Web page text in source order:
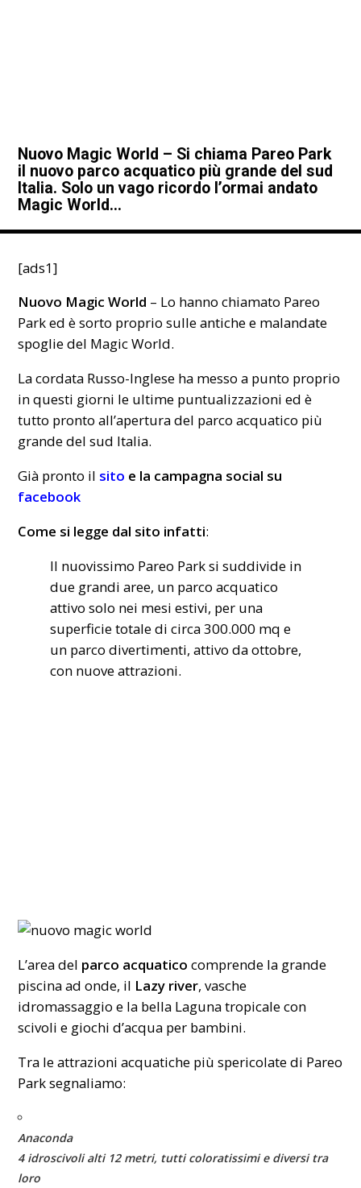
Nuovo Magic World – Si chiama Pareo Park
il nuovo parco acquatico più grande del sud
Italia. Solo un vago ricordo l’ormai andato
Magic World…
[ads1]
Nuovo Magic World – Lo hanno chiamato Pareo
Park ed è sorto proprio sulleantiche e malandate
spogliedel Magic World.
La cordata Russo-Inglese ha messo a punto proprio
in questi giorni le ultime puntualizzazioni ed è
tutto pronto all’apertura del parco acquatico più
grande del sud Italia.
Già pronto il sito e la campagna social su
facebook
Come si legge dal sito infatti:
Il nuovissimo Pareo Park si suddivide in
due grandi aree, un parco acquatico
attivo solo nei mesi estivi, per una
superficie totale di circa 300.000 mq e
un parco divertimenti, attivo da ottobre,
con nuove attrazioni.
L’area del parco acquatico comprende la grande
piscina ad onde, il Lazy river, vasche
idromassaggio e la bella Laguna tropicale con
scivoli e giochi d’acqua per bambini.
Tra le attrazioni acquatiche più spericolate di Pareo
Park segnaliamo:
Anaconda
4 idroscivoli alti 12 metri, tutti coloratissimi e diversi tra
loro